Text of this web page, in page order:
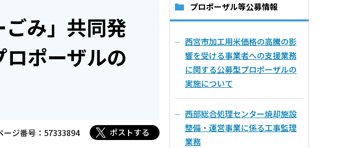
み」共同発
ポーザルの
ージ番号：57333894 ポストする
プロポーザル等公募情報
西宮市加工用米価格の高騰の影
響を受ける事業者への支援業務
に関する公募型プロポーザルの
実施について
西部総合処理センター焼却施設
整備・運営事業に係る工事監理
業務